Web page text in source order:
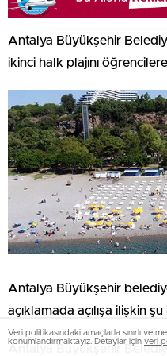
Antalya Büyükşehir
ikinci halk plajını
Antalya Büyükşehir
açıklamada açılışa ilişkin
Antalya Büyükşehir
Veri politikasındaki amaçlarla sınırlı ve
konumlandırmaktayız. Detaylar için veri